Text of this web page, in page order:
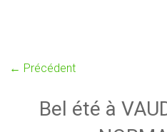
← Précédent
Bel été à